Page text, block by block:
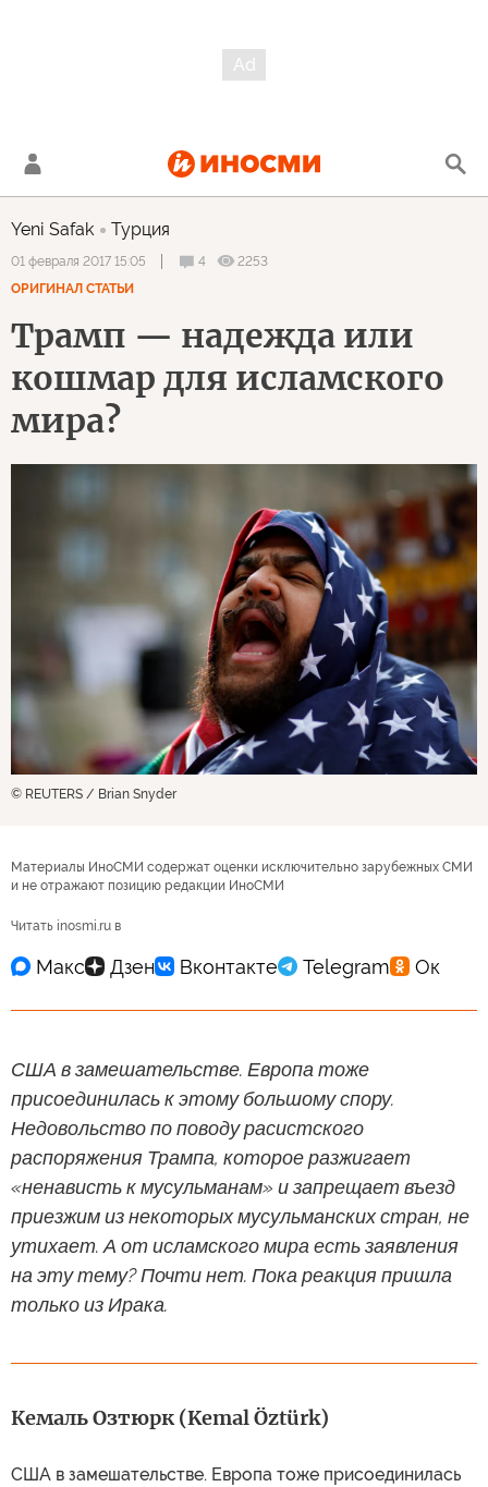
Yeni Safak Турция
01 февраля 2017 15:05 4
2253
ОРИГИНАЛ СТАТЬИ
Трамп — надежда или
кошмар для исламского
мира?
© REUTERS / Brian Snyder
Материалы ИноСМИ содержат оценки исключительно зарубежных СМИ
и не отражают позицию редакции ИноСМИ
Читать inosmi.ru в
США в замешательстве. Европа тоже
присоединилась к этому большому спору.
Недовольство по поводу расистского
распоряжения Трампа, которое разжигает
«ненависть к мусульманам» и запрещает въезд
приезжим из некоторых мусульманских стран, не
утихает. А от исламского мира есть заявления
на эту тему? Почти нет. Пока реакция пришла
только из Ирака.
Кемаль Озтюрк (Kemal Öztürk)
США в замешательстве. Европа тоже присоединилась